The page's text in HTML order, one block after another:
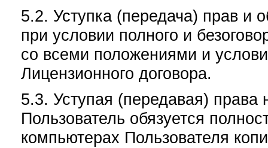
5.2. Уступка (передача) прав и
при условии полного и
со всеми положениями и
Лицензионного договора.
5.3. Уступая (передавая)
Пользователь обязуется
компьютерах Пользователя